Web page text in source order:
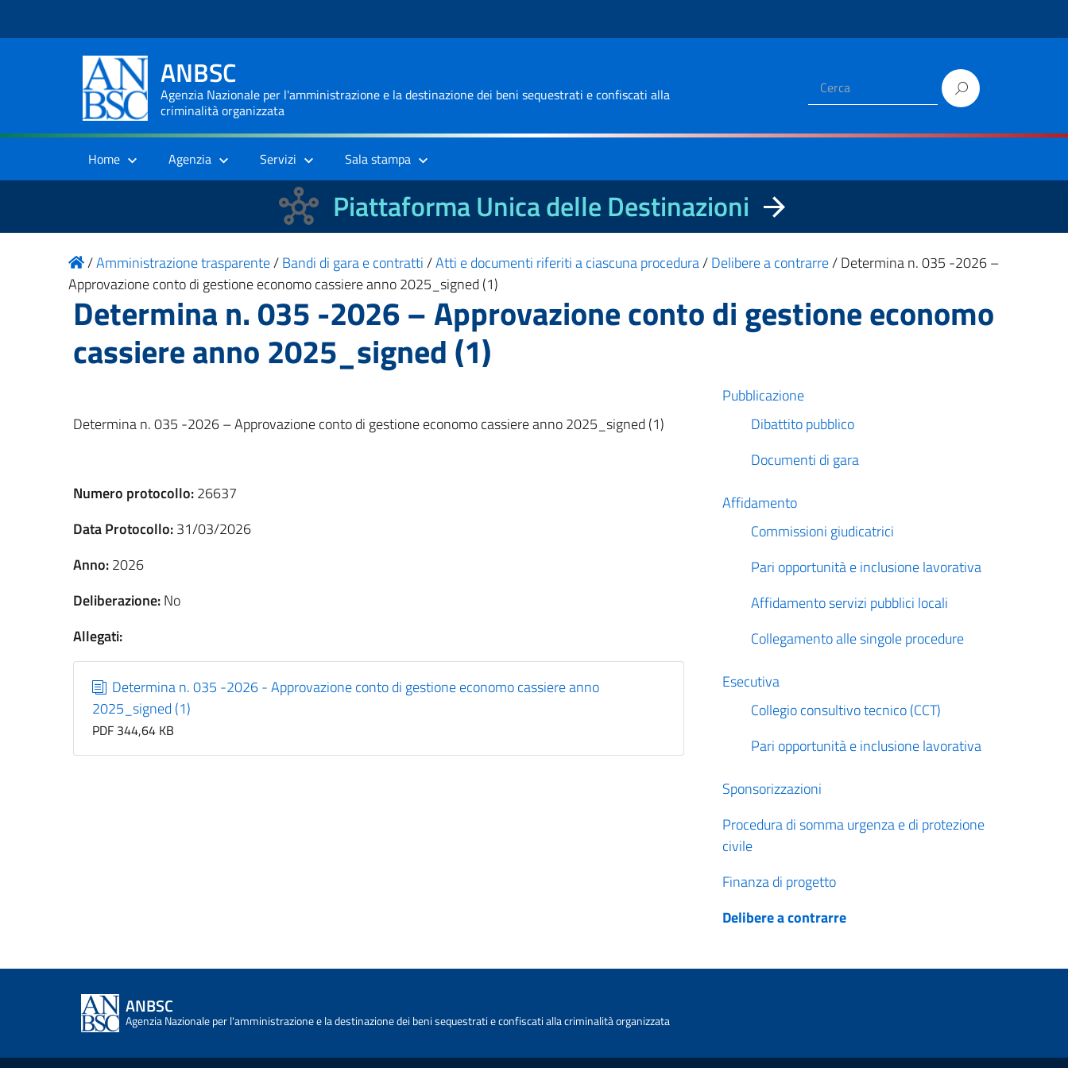
ANBSC
Agenzia Nazionale per l'amministrazione e la destinazione dei beni sequestrati e confiscati alla
criminalità organizzata
Home Agenzia Servizi Sala stampa
Piattaforma Unica delle Destinazioni
/Amministrazione trasparente/Bandi di gara e contratti/Atti e documenti riferiti a ciascuna procedura/Delibere a contrarre/Determina n. 035 -2026 –
Approvazione conto di gestione economo cassiere anno 2025_signed (1)
Determina n. 035 -2026 – Approvazione conto di gestione economo
cassiere anno 2025_signed (1)
Determina n. 035 -2026 – Approvazione conto di gestione economo cassiere anno 2025_signed (1)
Numero protocollo:26637
Data Protocollo:31/03/2026
Anno:2026
Deliberazione:No
Allegati:
Determina n. 035 -2026 - Approvazione conto di gestione economo cassiere anno
2025_signed (1)
PDF 344,64 KB
Pubblicazione
Dibattito pubblico
Documenti di gara
Affidamento
Commissioni giudicatrici
Pari opportunità e inclusione lavorativa
Affidamento servizi pubblici locali
Collegamento alle singole procedure
Esecutiva
Collegio consultivo tecnico (CCT)
Pari opportunità e inclusione lavorativa
Sponsorizzazioni
Procedura di somma urgenza e di protezione
civile
Finanza di progetto
Delibere a contrarre
ANBSC
Agenzia Nazionale per l'amministrazione e la destinazione dei beni sequestrati e confiscati alla criminalità organizzata